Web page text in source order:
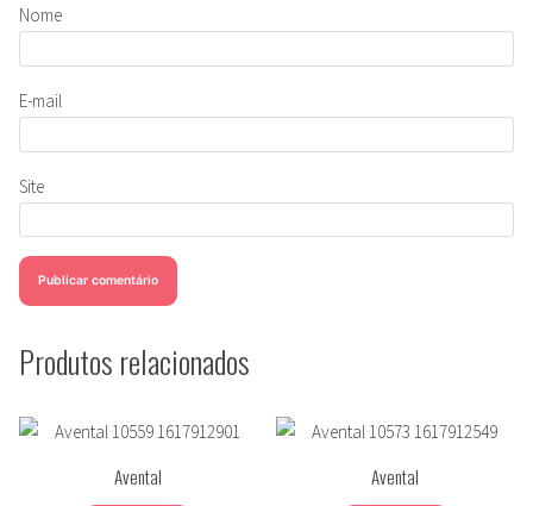
Nome
E-mail
Site
Produtos relacionados
Avental Avental